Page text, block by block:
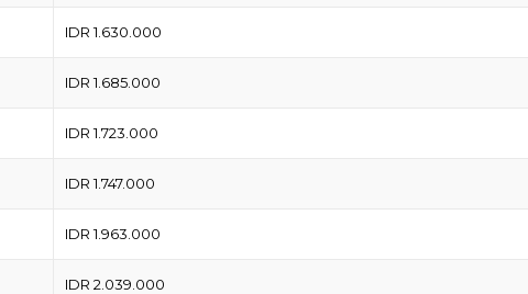
IDR 1.630.000
IDR 1.685.000
IDR 1.723.000
IDR 1.747.000
IDR 1.963.000
IDR 2.039.000